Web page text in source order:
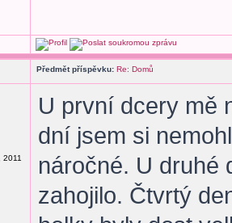
Předmět příspěvku: Re: Domů
2011
U první dcery mě
dní jsem si
náročné. U druhé
zahojilo. Čtvrtý